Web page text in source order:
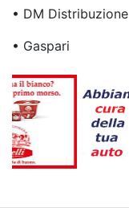
• DM Distribuzione
• Gaspari